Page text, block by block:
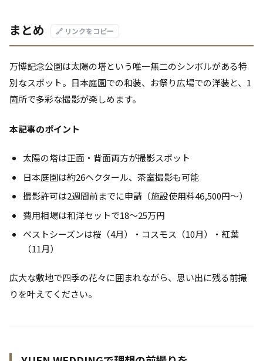
まとめ 🔗 リンクをコピー
万博記念公園は太陽の塔という唯一無二のシンボルがある特
別なスポット。日本庭園での和装、お祭り広場での洋装と、1
箇所で多彩な撮影が楽しめます。
本記事のポイント
太陽の塔は正面・背面両方が撮影スポット
日本庭園は約26ヘクタール、茶室撮影も可能
撮影許可は2週間前までに申請（施設使用料46,500円〜）
費用相場は和洋セットで18〜25万円
ベストシーズンは桜（4月）・コスモス（10月）・紅葉
（11月）
広大な敷地で四季の花々に囲まれながら、思い出に残る前撮
りを叶えてください。